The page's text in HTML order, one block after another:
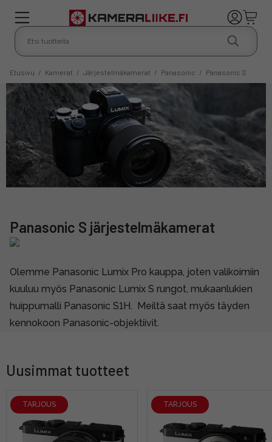
Etusivu / Kamerat / Järjestelmäkamerat / Panasonic / Panasonic S
Panasonic S järjestelmäkamerat
Olemme Panasonic Lumix Pro kauppa, joten valikoimiin
kuuluu myös Panasonic Lumix S rungot, mukaanlukien
huippumalli Panasonic S1H. Meiltä saat myös täyden
kennokoon Panasonic-objektiivit.
Uusimmat tuotteet
TARJOUS TARJOUS